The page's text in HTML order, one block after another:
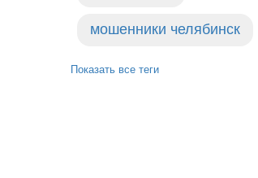
мошенники челябинск
Показать все теги